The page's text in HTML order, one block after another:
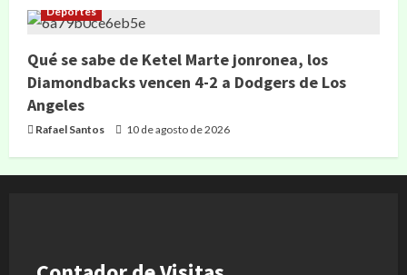
Deportes
Qué se sabe de Ketel Marte jonronea, los
Diamondbacks vencen 4-2 a Dodgers de Los
Angeles
Rafael Santos 10 de agosto de 2026